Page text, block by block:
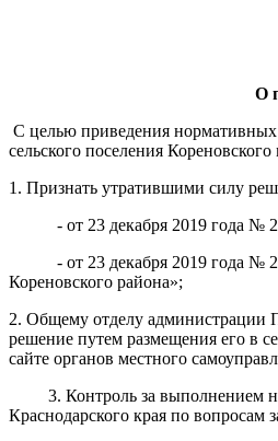
О
С целью приведения нормативных
сельского поселения
1. Признать утратившими силу
- от 23 декабря 2019 года № 27
- от 23 декабря 2019 года № 28
Кореновского района»;
2. Общему отделу администрации
решение путем размещения его в
сайте органов местного
3. Контроль за выполнением
Краснодарского края по вопросам